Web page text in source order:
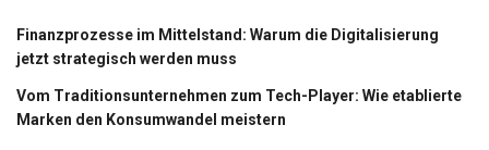
Finanzprozesse im Mittelstand: Warum die Digitalisierung
jetzt strategisch werden muss
Vom Traditionsunternehmen zum Tech-Player: Wie etablierte
Marken den Konsumwandel meistern